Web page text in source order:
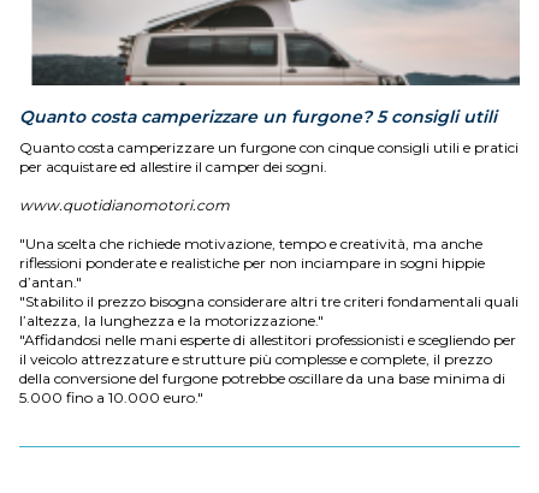
Quanto costa camperizzare un furgone? 5 consigli utili
Quanto costa camperizzare un furgone con cinque consigli utili e pratici
per acquistare ed allestire il camper dei sogni.
www.quotidianomotori.com
"Una scelta che richiede motivazione, tempo e creatività, ma anche
riflessioni ponderate e realistiche per non inciampare in sogni hippie
d’antan."
"Stabilito il prezzo bisogna considerare altri tre criteri fondamentali quali
l’altezza, la lunghezza e la motorizzazione."
"Affidandosi nelle mani esperte di allestitori professionisti e scegliendo per
il veicolo attrezzature e strutture più complesse e complete, il prezzo
della conversione del furgone potrebbe oscillare da una base minima di
5.000 fino a 10.000 euro."